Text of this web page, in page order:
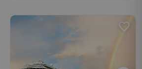
favorite